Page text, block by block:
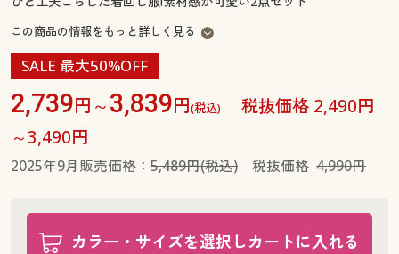
よくある質問とお問い合わせ
よくある質問とお問い合わせ
この商品の情報をもっと詳しく見る
SALE 最大50%OFF
2,739円～3,839円(税込)
税抜価格 2,490円
～3,490円
2025年9月販売価格： 5,489円(税込)税抜価格 4,990円
カラー・サイズを選択しカートに入れる